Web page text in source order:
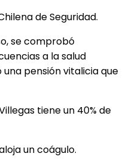
de Seguridad.
se comprobó
a la salud
pensión vitalicia que
tiene un 40% de
un coágulo.